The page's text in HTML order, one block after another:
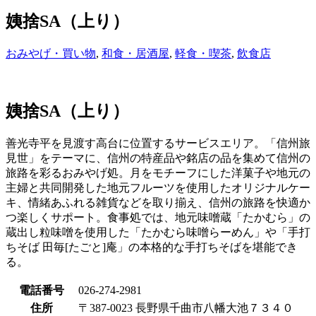
姨捨SA（上り）
おみやげ・買い物, 和食・居酒屋, 軽食・喫茶, 飲食店
姨捨SA（上り）
善光寺平を見渡す高台に位置するサービスエリア。「信州旅
見世」をテーマに、信州の特産品や銘店の品を集めて信州の
旅路を彩るおみやげ処。月をモチーフにした洋菓子や地元の
主婦と共同開発した地元フルーツを使用したオリジナルケー
キ、情緒あふれる雑貨などを取り揃え、信州の旅路を快適か
つ楽しくサポート。食事処では、地元味噌蔵「たかむら」の
蔵出し粒味噌を使用した「たかむら味噌らーめん」や「手打
ちそば 田毎[たごと]庵」の本格的な手打ちそばを堪能でき
る。
電話番号
026-274-2981
住所
〒387-0023 長野県千曲市八幡大池７３４０